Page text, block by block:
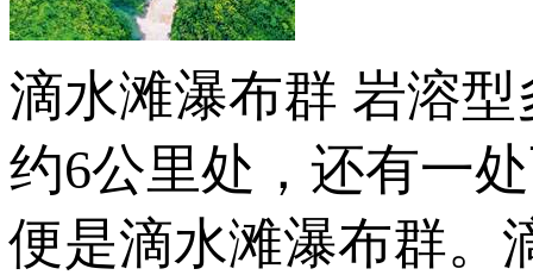
滴水滩瀑布群 岩溶
约6公里处，还有一
便是滴水滩瀑布群